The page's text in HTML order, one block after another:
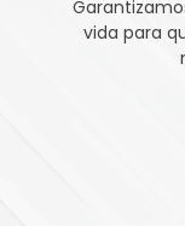
vida para